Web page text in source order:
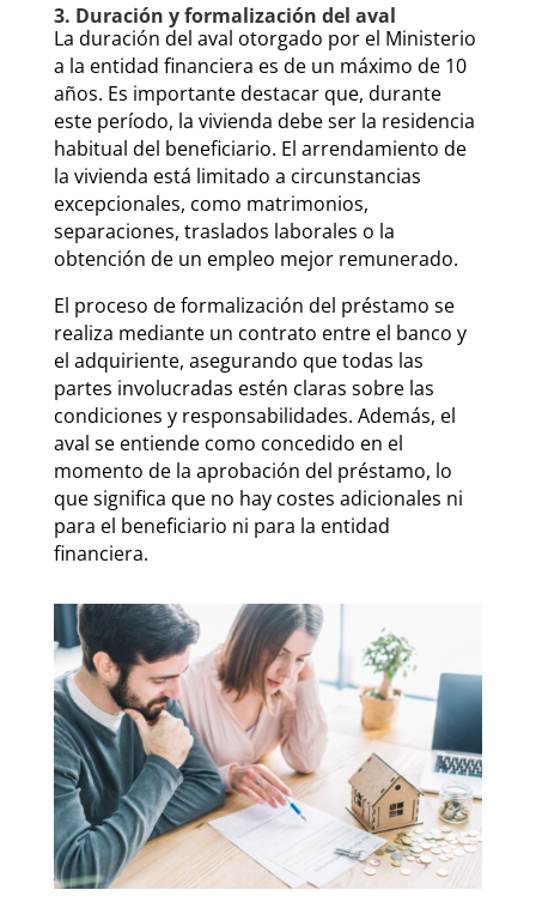
3. Duración y formalización del aval
La duración del aval otorgado por el Ministerio
a la entidad financiera es de un máximo de 10
años. Es importante destacar que, durante
este período, la vivienda debe ser la residencia
habitual del beneficiario. El arrendamiento de
la vivienda está limitado a circunstancias
excepcionales, como matrimonios,
separaciones, traslados laborales o la
obtención de un empleo mejor remunerado.
El proceso de formalización del préstamo se
realiza mediante un contrato entre el banco y
el adquiriente, asegurando que todas las
partes involucradas estén claras sobre las
condiciones y responsabilidades. Además, el
aval se entiende como concedido en el
momento de la aprobación del préstamo, lo
que significa que no hay costes adicionales ni
para el beneficiario ni para la entidad
financiera.